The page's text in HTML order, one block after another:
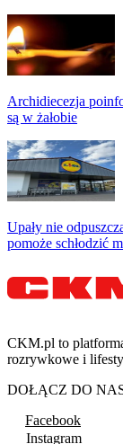
Archidiecezja
są w żałobie
Upały nie
pomoże schłodzić
CKM.pl to
rozrywkowe i
DOŁĄCZ DO
Facebook
Instagram